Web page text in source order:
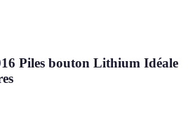
Piles bouton Lithium Idéale